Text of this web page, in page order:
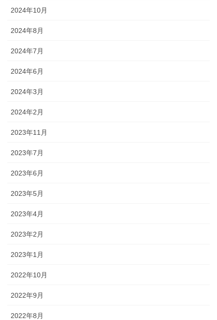
2024年10月
2024年8月
2024年7月
2024年6月
2024年3月
2024年2月
2023年11月
2023年7月
2023年6月
2023年5月
2023年4月
2023年2月
2023年1月
2022年10月
2022年9月
2022年8月